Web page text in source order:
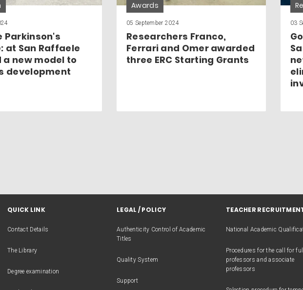
Parkinson's
at San Raffaele
new model to
development
Awards
05 September 2024
Researchers Franco,
Ferrari and Omer awarded
three ERC Starting Grants
03
QUICK LINK
Contact Details
The Library
Degree examination
LEGAL / POLICY
Authenticity Control of Academic
Titles
Quality System
Support
TEACHER
National Academic
Procedures for the call for full
professors and associate
professors